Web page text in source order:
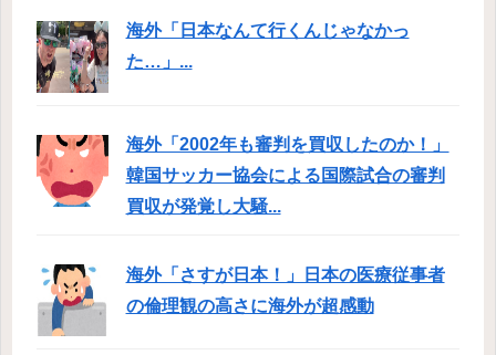
海外「日本なんて行くんじゃなかっ
た…」...
海外「2002年も審判を買収したのか！」
韓国サッカー協会による国際試合の審判
買収が発覚し大騒...
海外「さすが日本！」日本の医療従事者
の倫理観の高さに海外が超感動